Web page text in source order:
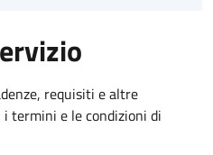
requisiti e altre
termini e le condizioni di